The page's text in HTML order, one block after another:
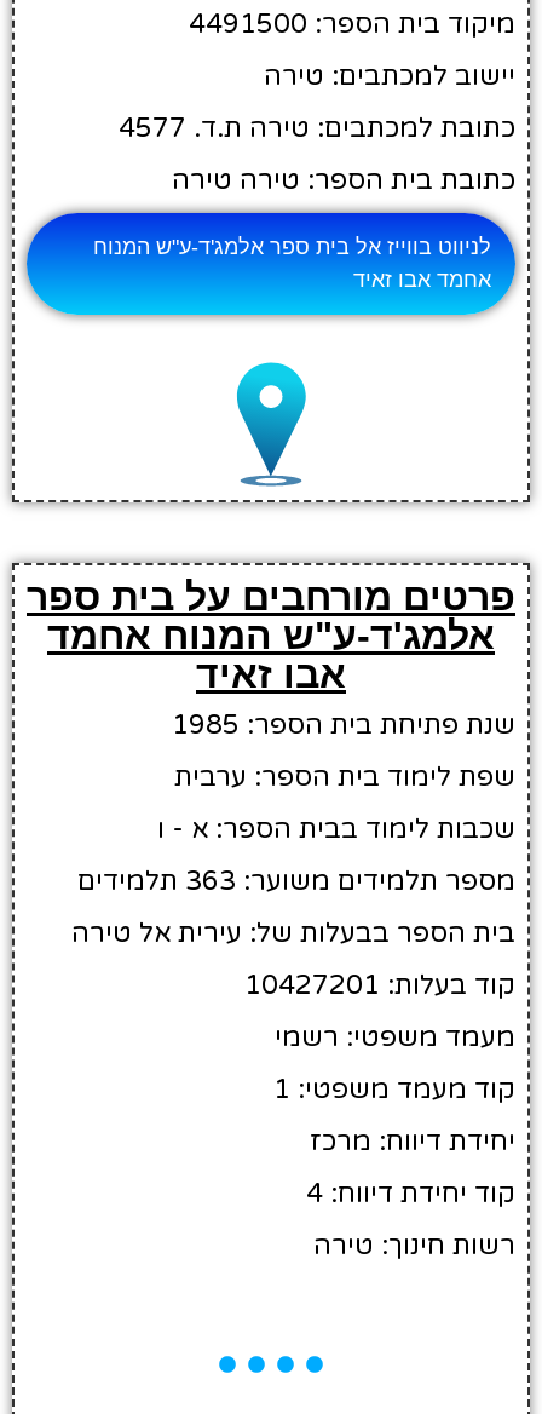
מיקוד בית הספר: 4491500
יישוב למכתבים: טירה
כתובת למכתבים: טירה ת.ד. 4577
כתובת בית הספר: טירה טירה
לניווט בווייז אל בית ספר אלמג'ד-ע"ש המנוח
אחמד אבו זאיד
פרטים מורחבים על בית ספר
אלמג'ד-ע"ש המנוח אחמד
אבו זאיד
שנת פתיחת בית הספר: 1985
שפת לימוד בית הספר: ערבית
שכבות לימוד בבית הספר: א - ו
מספר תלמידים משוער: 363 תלמידים
בית הספר בבעלות של: עירית אל טירה
קוד בעלות: 10427201
מעמד משפטי: רשמי
קוד מעמד משפטי: 1
יחידת דיווח: מרכז
קוד יחידת דיווח: 4
רשות חינוך: טירה